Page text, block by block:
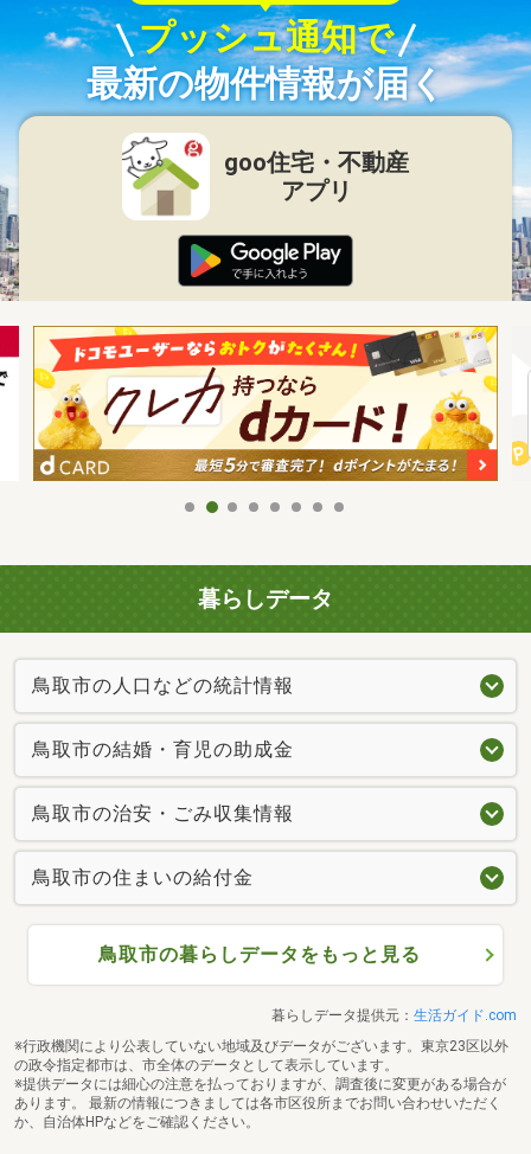
プッシュ通知で
最新の物件情報が届く
goo住宅・不動産
アプリ
暮らしデータ
鳥取市の人口などの統計情報
鳥取市の結婚・育児の助成金
鳥取市の治安・ごみ収集情報
鳥取市の住まいの給付金
鳥取市の暮らしデータをもっと見る
暮らしデータ提供元： 生活ガイド.com
※行政機関により公表していない地域及びデータがございます。東京23区以外
の政令指定都市は、市全体のデータとして表示しています。
※提供データには細心の注意を払っておりますが、調査後に変更がある場合が
あります。 最新の情報につきましては各市区役所までお問い合わせいただく
か、自治体HPなどをご確認ください。